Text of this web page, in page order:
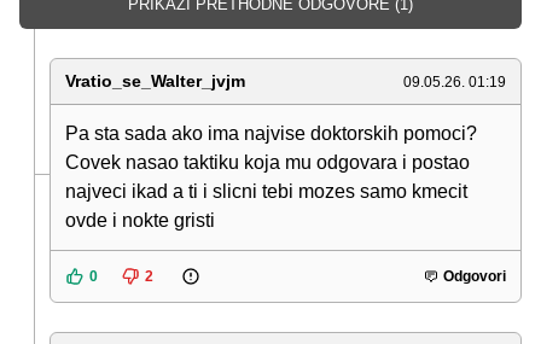
PRIKAŽI PRETHODNE ODGOVORE (1)
Vratio_se_Walter_jvjm 09.05.26. 01:19
Pa sta sada ako ima najvise doktorskih pomoci?
Covek nasao taktiku koja mu odgovara i postao
najveci ikad a ti i slicni tebi mozes samo kmecit
ovde i nokte gristi
0 2 Odgovori